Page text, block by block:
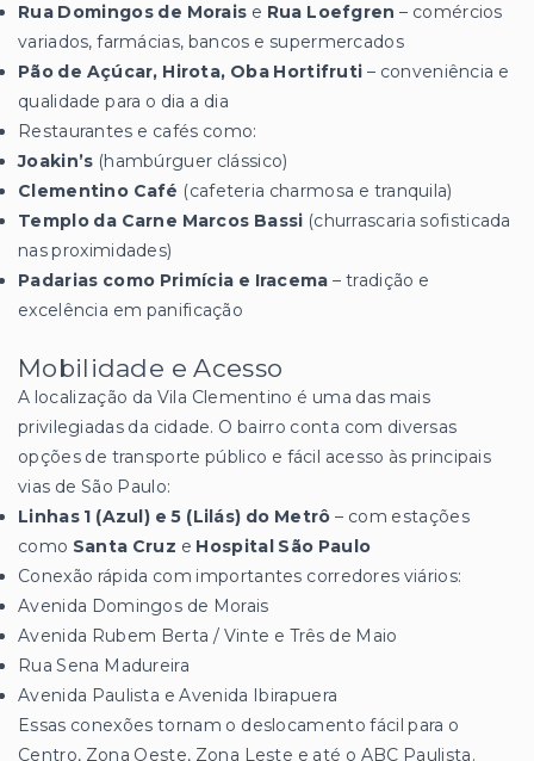
Rua Domingos de Morais e Rua Loefgren – comércios
variados, farmácias, bancos e supermercados
Pão de Açúcar, Hirota, Oba Hortifruti – conveniência e
qualidade para o dia a dia
Restaurantes e cafés como:
Joakin’s (hambúrguer clássico)
Clementino Café (cafeteria charmosa e tranquila)
Templo da Carne Marcos Bassi (churrascaria sofisticada
nas proximidades)
Padarias como Primícia e Iracema – tradição e
excelência em panificação
Mobilidade e Acesso
A localização da Vila Clementino é uma das mais
privilegiadas da cidade. O bairro conta com diversas
opções de transporte público e fácil acesso às principais
vias de São Paulo:
Linhas 1 (Azul) e 5 (Lilás) do Metrô – com estações
como Santa Cruz e Hospital São Paulo
Conexão rápida com importantes corredores viários:
Avenida Domingos de Morais
Avenida Rubem Berta / Vinte e Três de Maio
Rua Sena Madureira
Avenida Paulista e Avenida Ibirapuera
Essas conexões tornam o deslocamento fácil para o
Centro, Zona Oeste, Zona Leste e até o ABC Paulista.